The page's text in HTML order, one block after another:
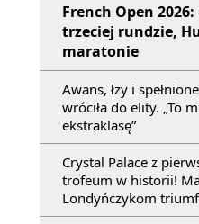
French Open
trzeciej rundzie,
maratonie
Awans, łzy i
wróciła do elity. „To
ekstraklasę”
Crystal Palace z
trofeum w historii!
Londyńczykom